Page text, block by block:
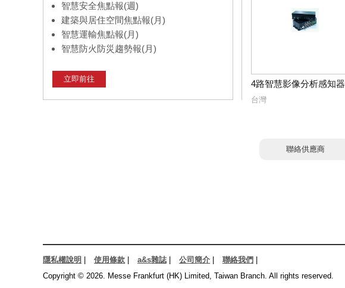
智慧安全焦點報(週)
建築與居住空間焦點報(月)
智慧運輸焦點報(月)
智慧防火防災趨勢報(月)
立即前往 4路智慧影像分析感知器
台灣
聯絡供應商
隱私權說明 使用條款 a&s雜誌| 公司簡介 聯絡我們
Copyright © 2026. Messe Frankfurt (HK) Limited, Taiwan Branch. All rights reserved.